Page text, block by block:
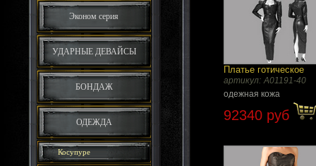
Эконом серия
УДАРНЫЕ ДЕВАЙСЫ
БОНДАЖ
ОДЕЖДА
Косупуре
Платье готическое
артикул: A01191-40
одежная кожа
92340 руб